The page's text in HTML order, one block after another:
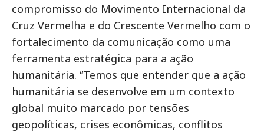
compromisso do Movimento Internacional da
Cruz Vermelha e do Crescente Vermelho com o
fortalecimento da comunicação como uma
ferramenta estratégica para a ação
humanitária. “Temos que entender que a ação
humanitária se desenvolve em um contexto
global muito marcado por tensões
geopolíticas, crises econômicas, conflitos